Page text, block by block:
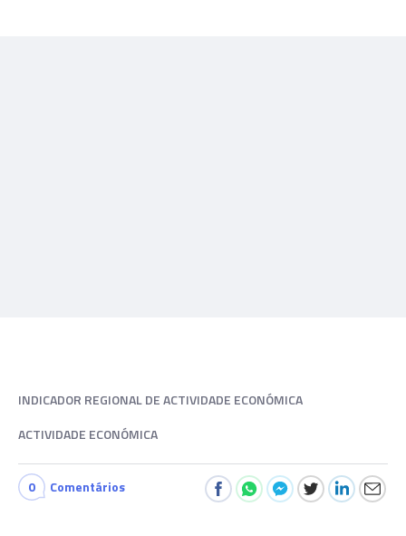
INDICADOR REGIONAL DE ACTIVIDADE ECONÓMICA
ACTIVIDADE ECONÓMICA
0 Comentários